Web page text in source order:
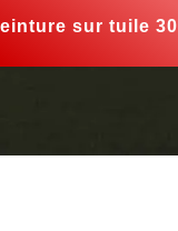
sur tuile 30